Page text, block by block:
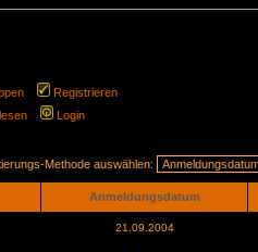
Registrieren
Login
Methode auswählen:
Anmeldungsdatum
21.09.2004